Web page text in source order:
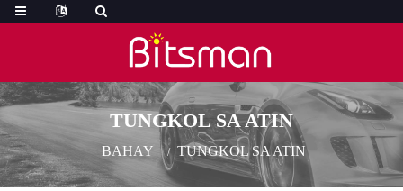
TUNGKOL SA ATIN
BAHAY TUNGKOL SA ATIN